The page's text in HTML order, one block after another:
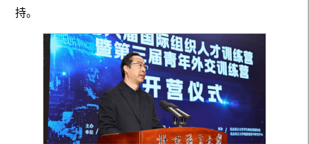
持。